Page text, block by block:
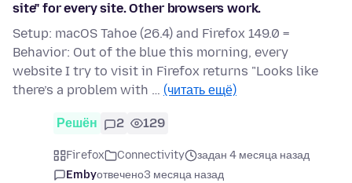
site" for every site. Other browsers work.
Setup: macOS Tahoe (26.4) and Firefox 149.0 =
Behavior: Out of the blue this morning, every
website I try to visit in Firefox returns "Looks like
there’s a problem with … (читать ещё)
Решён 2 129
Firefox Connectivity
задан 4 месяца назад
Embyотвечено3 месяца назад